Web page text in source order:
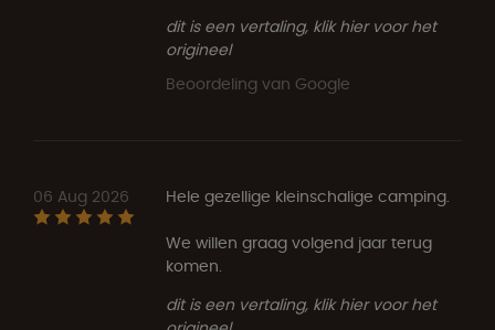
dit is een vertaling, klik hier voor het
origineel
Beoordeling van Google
06 Aug 2026 Hele gezellige kleinschalige camping.
We willen graag volgend jaar terug
komen.
dit is een vertaling, klik hier voor het